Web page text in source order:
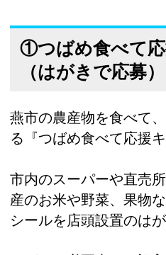
①つばめ食べて
（はがきで応募）
燕市の農産物を食べて
る『つばめ食べて応援
市内のスーパーや直売
産のお米や野菜、果物
シールを店頭設置のは